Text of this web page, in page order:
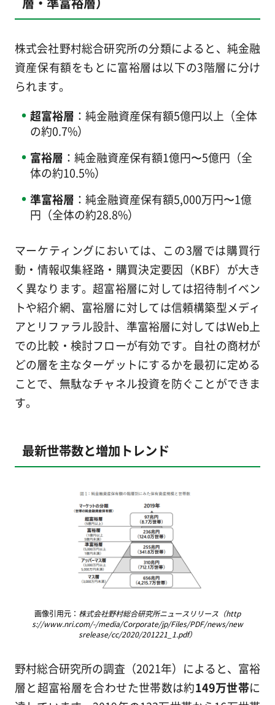
株式会社野村総合研究所の分類によると、純金融
資産保有額をもとに富裕層は以下の3階層に分け
られます。
超富裕層 ：純金融資産保有額5億円以上（全体
の約0.7%）
富裕層 ：純金融資産保有額1億円〜5億円（全
体の約10.5%）
準富裕層 ：純金融資産保有額5,000万円〜1億
円（全体の約28.8%）
マーケティングにおいては、この3層では購買行
動・情報収集経路・購買決定要因（KBF）が大き
く異なります。超富裕層に対しては招待制イベン
トや紹介網、富裕層に対しては信頼構築型メディ
アとリファラル設計、準富裕層に対してはWeb上
での比較・検討フローが有効です。自社の商材が
どの層を主なターゲットにするかを最初に定める
ことで、無駄なチャネル投資を防ぐことができま
す。
最新世帯数と増加トレンド
画像引用元： 株式会社野村総合研究所ニュースリリース（http
s://www.nri.com/-/media/Corporate/jp/Files/PDF/news/new
srelease/cc/2020/201221_1.pdf）
野村総合研究所の調査（2021年）によると、富裕
層と超富裕層を合わせた世帯数は約149万世帯に